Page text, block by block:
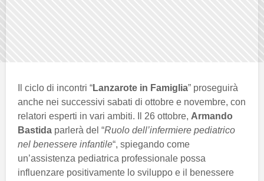
Il ciclo di incontri “Lanzarote in Famiglia” proseguirà
anche nei successivi sabati di ottobre e novembre, con
relatori esperti in vari ambiti. Il 26 ottobre, Armando
Bastida parlerà del “Ruolo dell’infermiere pediatrico
nel benessere infantile“, spiegando come
un’assistenza pediatrica professionale possa
influenzare positivamente lo sviluppo e il benessere